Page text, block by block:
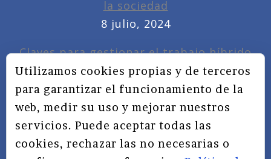
la sociedad
8 julio, 2024
Claves para gestionar el trabajo híbrido
7 noviembre, 2022
Privacidad, redes sociales y educación
3 septiembre, 2019
Utilizamos cookies propias y de terceros
para garantizar el funcionamiento de la
web, medir su uso y mejorar nuestros
servicios. Puede aceptar todas las
cookies, rechazar las no necesarias o